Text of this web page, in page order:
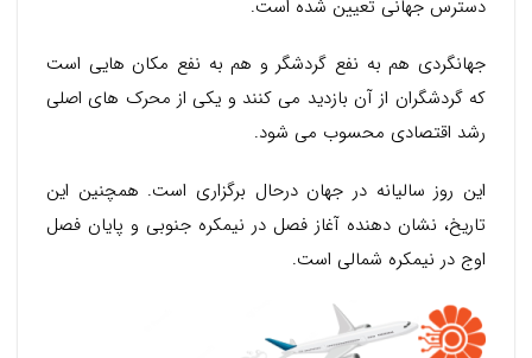
دسترس جهانی تعیین شده است.
جهانگردی هم به نفع گردشگر و هم به نفع مکان هایی است
که گردشگران از آن بازدید می کنند و یکی از محرک های اصلی
رشد اقتصادی محسوب می شود.
این روز سالیانه در جهان درحال برگزاری است. همچنین این
تاریخ، نشان دهنده آغاز فصل در نیمکره جنوبی و پایان فصل
اوج در نیمکره شمالی است.